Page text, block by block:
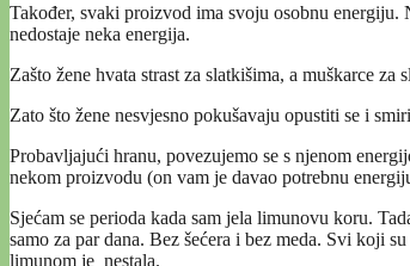
Također, svaki proizvod ima svoju osobnu
nedostaje neka energija.
Zašto žene hvata strast za slatkišima, a muškarce za
Zato što žene nesvjesno pokušavaju opustiti se i
Probavljajući hranu, povezujemo se s njenom
nekom proizvodu (on vam je davao potrebnu
Sjećam se perioda kada sam jela limunovu koru.
samo za par dana. Bez šećera i bez meda. Svi koji
limunom je nestala.